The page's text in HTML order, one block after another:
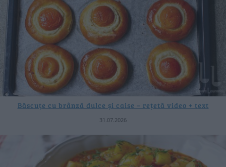
Băscuțe cu brânză dulce și caise – rețetă video + text
31.07.2026